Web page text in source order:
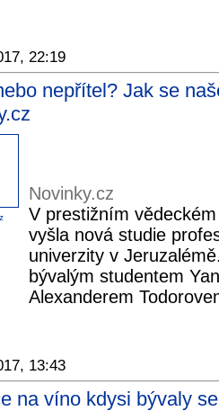
22:19
nepřítel? Jak se
Novinky.cz
V prestižním
vyšla nová studie
univerzity v
bývalým studentem
Alexanderem
13:43
na víno kdysi bývaly